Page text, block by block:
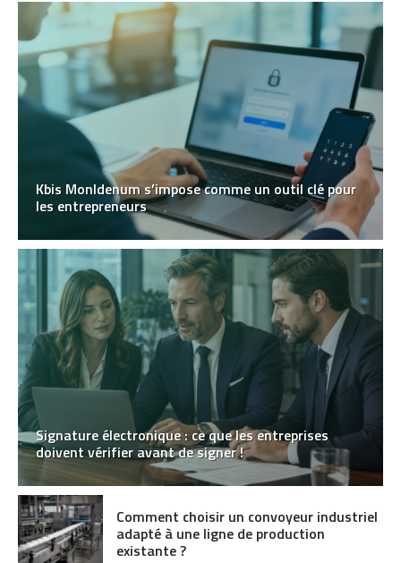
Kbis MonIdenum s’impose comme un outil clé pour
les entrepreneurs
Signature électronique : ce que les entreprises
doivent vérifier avant de signer !
Comment choisir un convoyeur industriel
adapté à une ligne de production
existante ?